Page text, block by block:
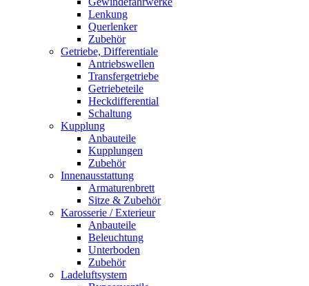
Lenkung
Querlenker
Zubehör
Getriebe, Differentiale
Antriebswellen
Transfergetriebe
Getriebeteile
Heckdifferential
Schaltung
Kupplung
Anbauteile
Kupplungen
Zubehör
Innenausstattung
Armaturenbrett
Sitze & Zubehör
Karosserie / Exterieur
Anbauteile
Beleuchtung
Unterboden
Zubehör
Ladeluftsystem